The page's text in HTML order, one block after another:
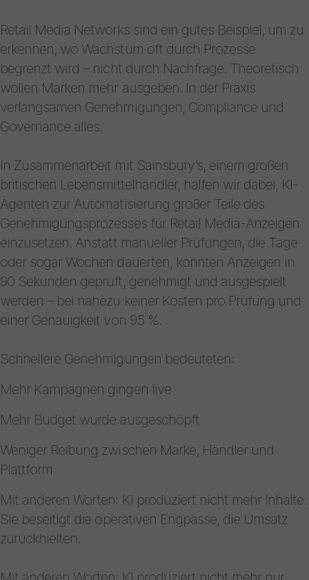
Retail Media Networks sind ein gutes Beispiel, um zu
erkennen, wo Wachstum oft durch Prozesse
begrenzt wird – nicht durch Nachfrage. Theoretisch
wollen Marken mehr ausgeben. In der Praxis
verlangsamen Genehmigungen, Compliance und
Governance alles.
In Zusammenarbeit mit Sainsbury’s, einem großen
britischen Lebensmittelhändler, halfen wir dabei, KI-
Agenten zur Automatisierung großer Teile des
Genehmigungsprozesses für Retail Media-Anzeigen
einzusetzen. Anstatt manueller Prüfungen, die Tage
oder sogar Wochen dauerten, konnten Anzeigen in
90 Sekunden geprüft, genehmigt und ausgespielt
werden – bei nahezu keiner Kosten pro Prüfung und
einer Genauigkeit von 95 %.
Schnellere Genehmigungen bedeuteten:
Mehr Kampagnen gingen live
Mehr Budget wurde ausgeschöpft
Weniger Reibung zwischen Marke, Händler und
Plattform
Mit anderen Worten: KI produziert nicht mehr Inhalte.
Sie beseitigt die operativen Engpässe, die Umsatz
zurückhielten.